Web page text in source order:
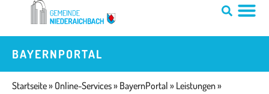
springen
BAYERNPORTAL
Startseite» Online-Services» BayernPortal » Leistungen»